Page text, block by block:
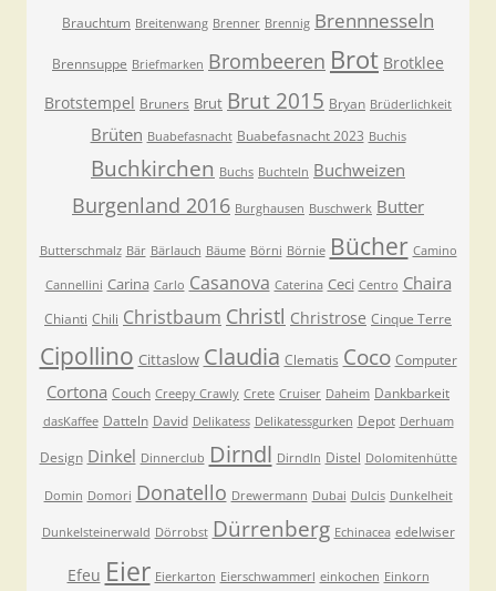
Brauchtum Breitenwang Brenner Brennig Brennnesseln
Brennsuppe Briefmarken Brombeeren Brot Brotklee
Brotstempel Bruners Brut Brut 2015 Bryan Brüderlichkeit
Brüten Buabefasnacht Buabefasnacht 2023 Buchis
Buchkirchen Buchs Buchteln Buchweizen
Burgenland 2016 Burghausen Buschwerk Butter
Butterschmalz Bär Bärlauch Bäume Börni Börnie Bücher Camino
Cannellini Carina Carlo Casanova Caterina Ceci Centro Chaira
Chianti Chili Christbaum Christl Christrose Cinque Terre
Cipollino Cittaslow Claudia Clematis Coco Computer
Cortona Couch Creepy Crawly Crete Cruiser Daheim Dankbarkeit
dasKaffee Datteln David Delikatess Delikatessgurken Depot Derhuam
Design Dinkel Dinnerclub Dirndl Dirndln Distel Dolomitenhütte
Domin Domori Donatello Drewermann Dubai Dulcis Dunkelheit
Dunkelsteinerwald Dörrobst Dürrenberg Echinacea edelwiser
Efeu Eier Eierkarton Eierschwammerl einkochen Einkorn